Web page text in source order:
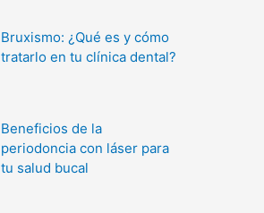
Bruxismo: ¿Qué es y cómo
tratarlo en tu clínica dental?
Beneficios de la
periodoncia con láser para
tu salud bucal